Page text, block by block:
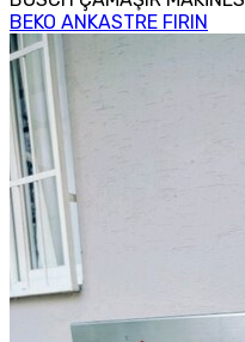
BEKO ANKASTRE FIRIN